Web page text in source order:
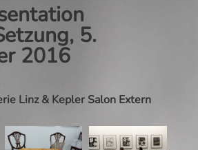
5.
2016
Linz & Kepler Salon Extern